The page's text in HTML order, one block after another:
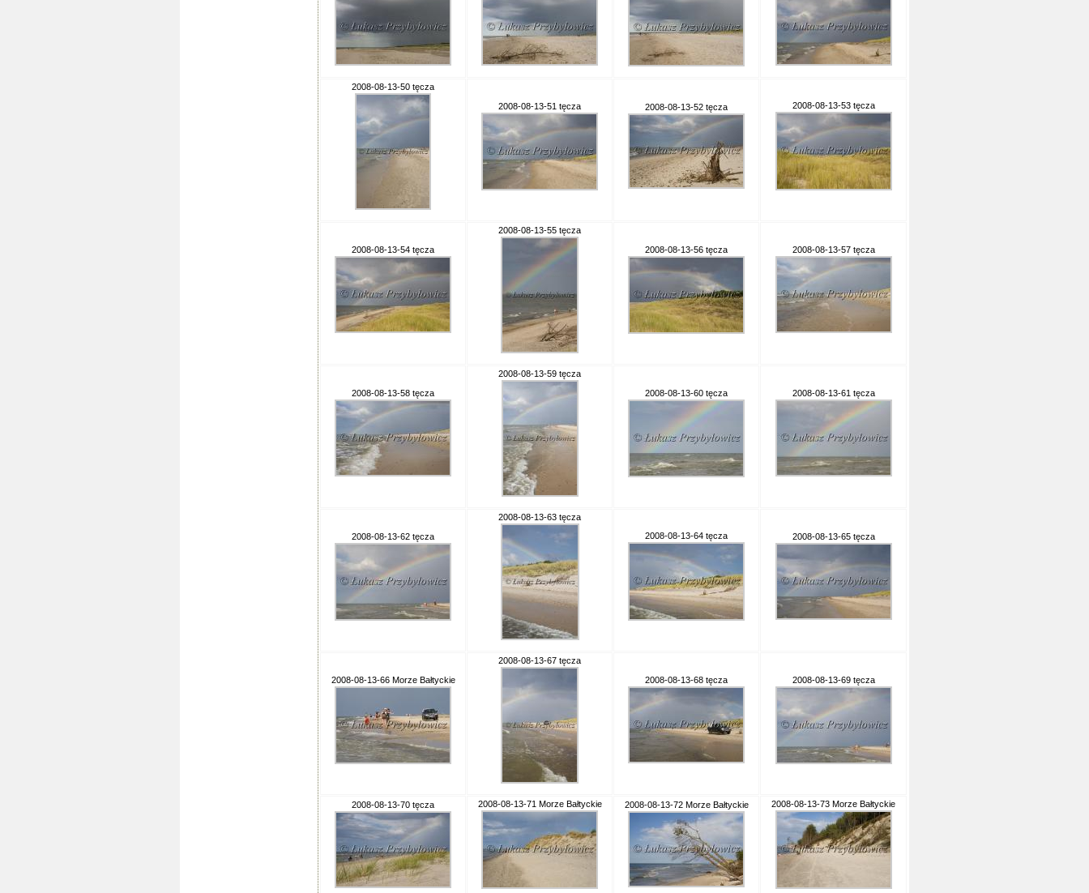
2008-08-13-50 tęcza
2008-08-13-51 tęcza
2008-08-13-52 tęcza 2008-08-13-53 tęcza
2008-08-13-54 tęcza
2008-08-13-55 tęcza
2008-08-13-56 tęcza
2008-08-13-57 tęcza
2008-08-13-58 tęcza
2008-08-13-59 tęcza
2008-08-13-60 tęcza
2008-08-13-61 tęcza
2008-08-13-62 tęcza
2008-08-13-63 tęcza
2008-08-13-64 tęcza
2008-08-13-65 tęcza
2008-08-13-66 Morze Bałtyckie
2008-08-13-67 tęcza
2008-08-13-68 tęcza
2008-08-13-69 tęcza
2008-08-13-70 tęcza 2008-08-13-71 Morze Bałtyckie 2008-08-13-72 Morze Bałtyckie 2008-08-13-73 Morze Bałtyckie